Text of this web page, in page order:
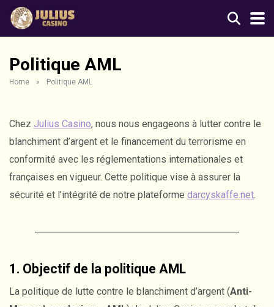
Politique AML
Home » Politique AML
Chez Julius Casino, nous nous engageons à lutter contre le
blanchiment d’argent et le financement du terrorisme en
conformité avec les réglementations internationales et
françaises en vigueur. Cette politique vise à assurer la
sécurité et l’intégrité de notre plateforme darcyskaffe.net.
1. Objectif de la politique AML
La politique de lutte contre le blanchiment d’argent (Anti-